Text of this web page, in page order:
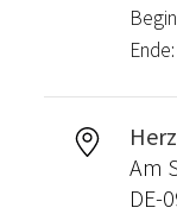
Am
DE-